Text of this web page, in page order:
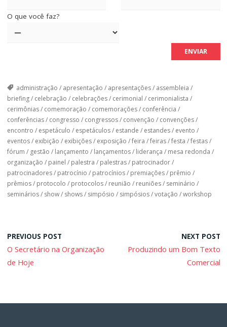
O que você faz?
administração / apresentação / apresentações/ assembleia /
briefing/ celebração / celebrações/ cerimonial / cerimonialista /
cerimônias/ comemoração / comemorações/ conferência /
conferências/ congresso / congressos/ convenção / convenções/
encontro / espetáculo / espetáculos/ estande / estandes/ evento /
eventos/ exibição / exibições/ exposição /feira /feiras/festa /festas/
fórum / gestão / lançamento / lançamentos/ liderança / mesa redonda /
organização / painel / palestra / palestras/ patrocinador/
patrocinadores/ patrocínio / patrocínios/ premiações/ prêmio /
prêmios/ protocolo / protocolos/ reunião / reuniões/ seminário /
seminários/ show/ shows/ simpósio / simpósios/votação /workshop
PREVIOUS POST
O Secretário na Organização
de Hoje
NEXT POST
Produzindo um Bom Texto
Comercial